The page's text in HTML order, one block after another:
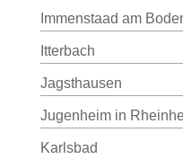
Immenstaad am
Itterbach
Jagsthausen
Jugenheim in
Karlsbad